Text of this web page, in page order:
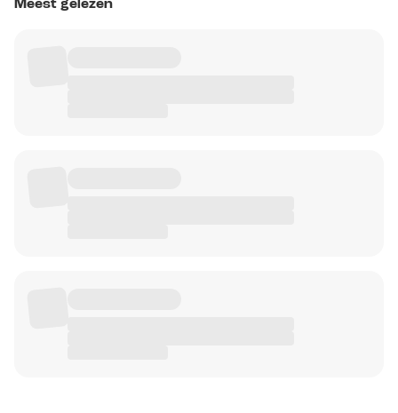
Meest gelezen